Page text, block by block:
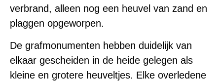
verbrand, alleen nog een heuvel van zand en
plaggen opgeworpen.
De grafmonumenten hebben duidelijk van
elkaar gescheiden in de heide gelegen als
kleine en grotere heuveltjes. Elke overledene